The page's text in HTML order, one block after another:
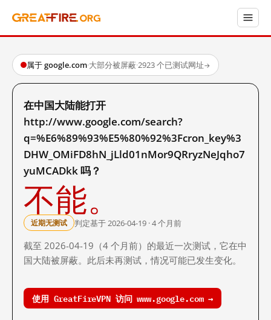
属于 google.com·大部分被屏蔽·2923 个已测试网址→
在中国大陆能打开
http://www.google.com/search?
q=%E6%89%93%E5%80%92%3Fcron_key%3
DHW_OMiFD8hN_jLld01nMor9QRryzNeJqho7
yuMCADkk 吗？
不能。
近期无测试 判定基于 2026-04-19 · 4 个月前
截至 2026-04-19（4 个月前）的最近一次测试，它在中
国大陆被屏蔽。此后未再测试，情况可能已发生变化。
使用 GreatFireVPN 访问 www.google.com →